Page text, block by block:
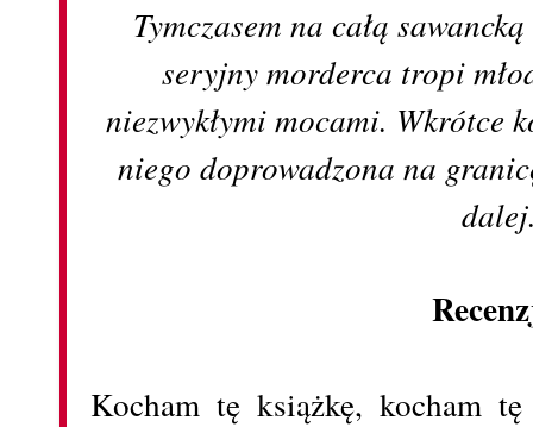
Tymczasem na całą
seryjny morderca tropi
niezwykłymi mocami. Wkrótce
niego doprowadzona na
Kocham tę książkę, kocham